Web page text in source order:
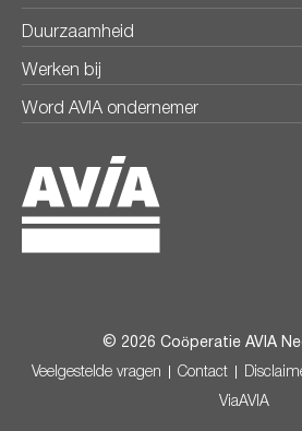
Duurzaamheid
Werken bij
Word AVIA ondernemer
© 2026 Coöperatie AVIA
Veelgestelde vragen Contact
ViaAVIA